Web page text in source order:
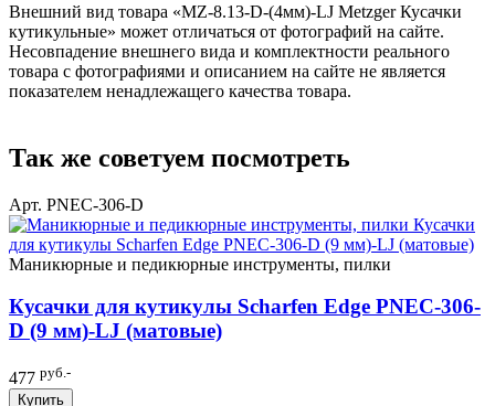
Внешний вид товара «MZ-8.13-D-(4мм)-LJ Metzger Кусачки
кутикульные» может отличаться от фотографий на сайте.
Несовпадение внешнего вида и комплектности реального
товара с фотографиями и описанием на сайте не является
показателем ненадлежащего качества товара.
Так же советуем посмотреть
Арт. PNEC-306-D
Маникюрные и педикюрные инструменты, пилки
Кусачки для кутикулы Scharfen Edge PNEC-306-
D (9 мм)-LJ (матовые)
477 руб.-
Купить